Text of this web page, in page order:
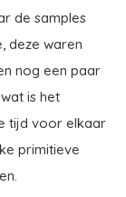
de samples
deze waren
nog een paar
is het
tijd voor elkaar
primitieve